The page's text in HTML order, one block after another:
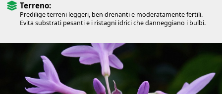
Terreno:
Predilige terreni leggeri, ben drenanti e moderatamente fertili.
Evita substrati pesanti e i ristagni idrici che danneggiano i bulbi.